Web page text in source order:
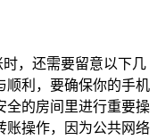
时，还需要留意以下几
顺利，要确保你的手机
全的房间里进行重要操
账操作，因为公共网络